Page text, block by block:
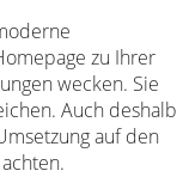
zu Ihrer
wecken. Sie
Auch deshalb
auf den